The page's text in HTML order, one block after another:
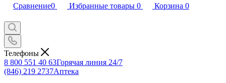
Сравнение0 Избранные товары 0 Корзина 0
Телефоны
8 800 551 40 63Горячая линия 24/7
(846) 219 2737Аптека